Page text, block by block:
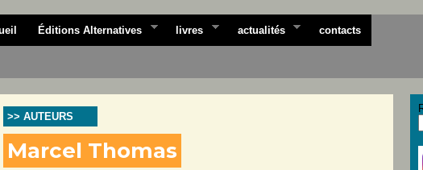
Éditions Alternatives livres actualités contacts
>> AUTEURS
Marcel Thomas